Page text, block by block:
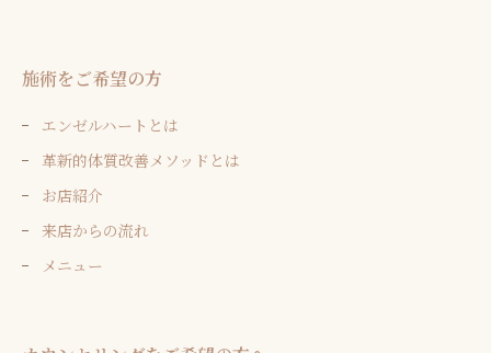
施術をご希望の方
エンゼルハートとは
革新的体質改善メソッドとは
お店紹介
来店からの流れ
メニュー